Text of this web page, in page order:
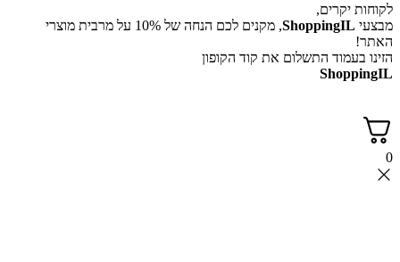
לקוחות יקרים,
מבצעי ShoppingIL
, מקנים לכם הנחה של 10% על מרבית מוצרי
האתר!
הזינו בעמוד התשלום את קוד הקופון
ShoppingIL
0